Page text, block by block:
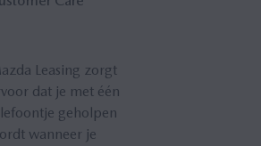
Leasing zorgt
dat je met één
geholpen
wanneer je